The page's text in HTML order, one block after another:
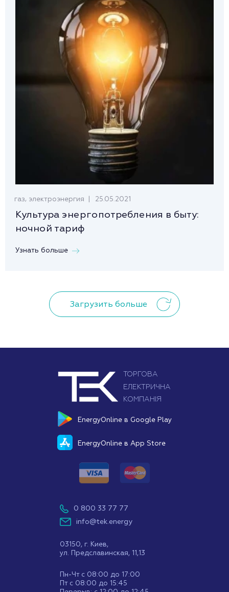
газ, электроэнергия 25.05.2021
Культура энергопотребления в быту:
ночной тариф
Узнать больше
Загрузить больше
EnergyOnline в Google Play
EnergyOnline в App Store
0 800 33 77 77
info@tek.energy
03150, г. Киев,
ул. Предславинская, 11,13
Пн-Чт с 08:00 до 17:00
Пт с 08:00 до 15:45